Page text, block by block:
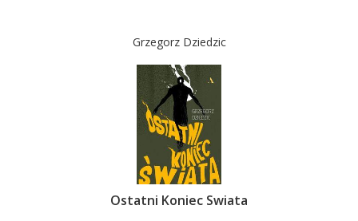
Grzegorz Dziedzic
Ostatni Koniec Swiata